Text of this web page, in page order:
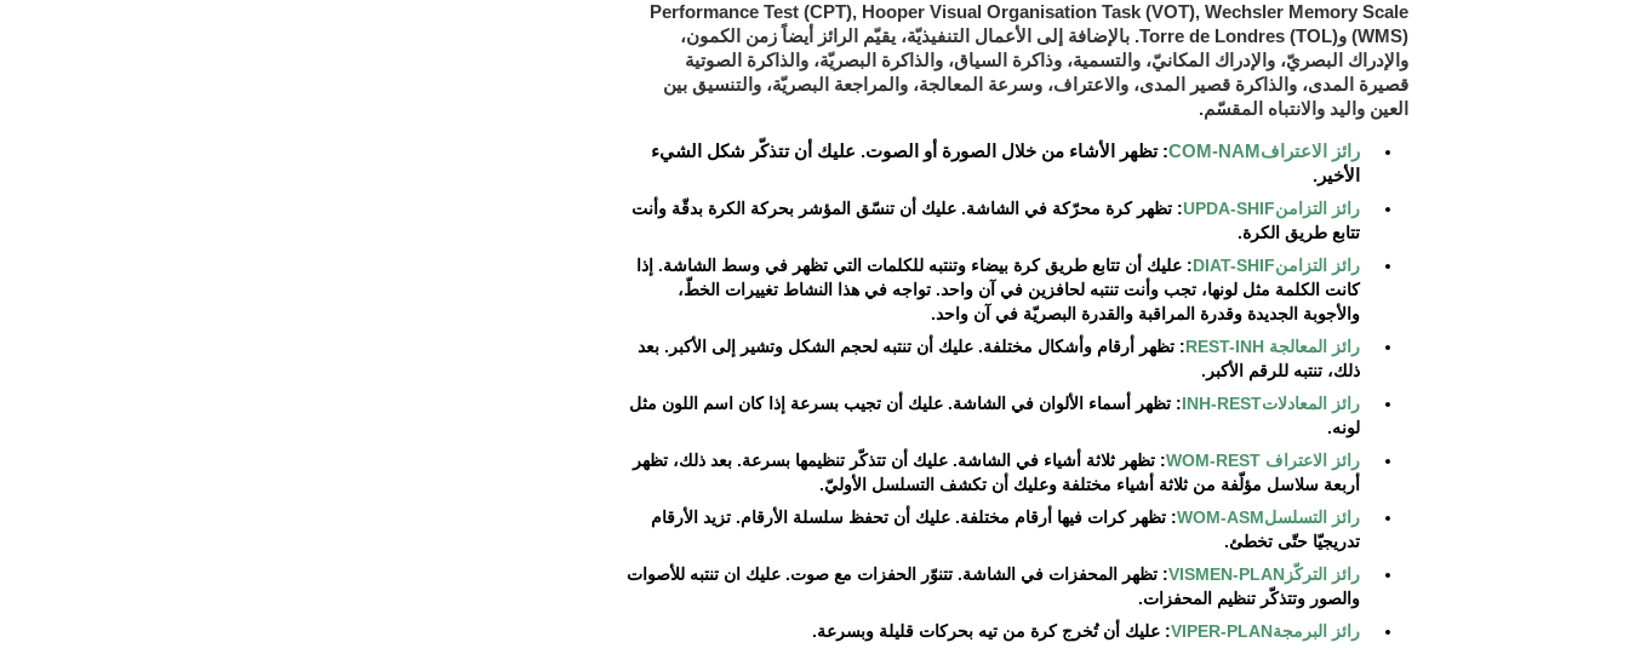
Performance Test (CPT), Hooper Visual Organisation Task (VOT), Wechsler Memory Scale
(WMS) وTorre de Londres (TOL). بالإضافة إلى الأعمال التنفيذيّة، يقيّم الرائز أيضاً زمن الكمون،
والإدراك البصريّ، والإدراك المكانيّ، والتسمية، وذاكرة السياق، والذاكرة البصريّة، والذاكرة الصوتية
قصيرة المدى، والذاكرة قصير المدى، والاعتراف، وسرعة المعالجة، والمراجعة البصريّة، والتنسيق بين
العين واليد والانتباه المقسّم.
رائز الاعترافCOM-NAM
: تظهر الأشاء من خلال الصورة أو الصوت. عليك أن تتذكّر شكل الشيء
الأخير.
رائز التزامنUPDA-SHIF
: تظهر كرة محرّكة في الشاشة. عليك أن تنسّق المؤشر بحركة الكرة بدقّة وأنت
تتابع طريق الكرة.
رائز التزامنDIAT-SHIF
: عليك أن تتابع طريق كرة بيضاء وتنتبه للكلمات التي تظهر في وسط الشاشة. إذا
كانت الكلمة مثل لونها، تجب وأنت تنتبه لحافزين في آن واحد. تواجه في هذا النشاط تغييرات الخطّ،
والأجوبة الجديدة وقدرة المراقبة والقدرة البصريّة في آن واحد.
رائز المعالجة REST-INH
: تظهر أرقام وأشكال مختلفة. عليك أن تنتبه لحجم الشكل وتشير إلى الأكبر. بعد
ذلك، تنتبه للرقم الأكبر.
رائز المعادلاتINH-REST
: تظهر أسماء الألوان في الشاشة. عليك أن تجيب بسرعة إذا كان اسم اللون مثل
لونه.
رائز الاعتراف WOM-REST
: تظهر ثلاثة أشياء في الشاشة. عليك أن تتذكّر تنظيمها بسرعة. بعد ذلك، تظهر
أربعة سلاسل مؤلّفة من ثلاثة أشياء مختلفة وعليك أن تكشف التسلسل الأوليّ.
رائز التسلسلWOM-ASM
: تظهر كرات فيها أرقام مختلفة. عليك أن تحفظ سلسلة الأرقام. تزيد الأرقام
تدريجيّا حتّى تخطئ.
رائز التركّزVISMEN-PLAN
: تظهر المحفزات في الشاشة. تتنوّر الحفزات مع صوت. عليك ان تنتبه للأصوات
والصور وتتذكّر تنظيم المحفزات.
رائز البرمجةVIPER-PLAN
: عليك أن تُخرج كرة من تيه بحركات قليلة وبسرعة.